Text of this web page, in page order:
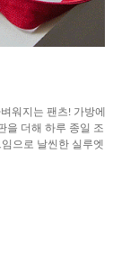
워지는 팬츠! 가방에
을 더해 하루 종일 조
으로 날씬한 실루엣